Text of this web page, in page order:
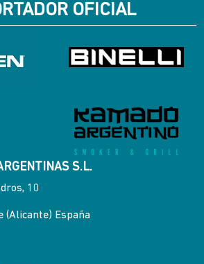
OFICIAL
S.L.
10
(Alicante) España